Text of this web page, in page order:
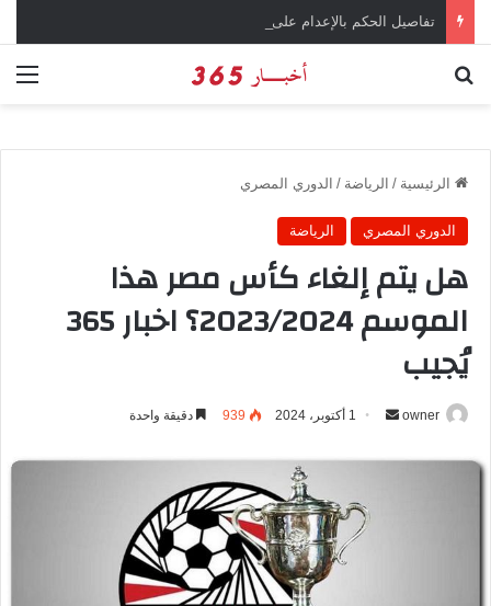
الرئيسية / الرياضة / الدوري المصري
الدوري المصري الرياضة
هل يتم إلغاء كأس مصر هذا
الموسم 2023/2024؟ اخبار 365
يُجيب
owner 1 أكتوبر، 2024 939 دقيقة واحدة